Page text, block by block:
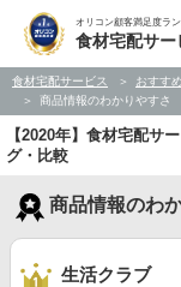
オリコン顧客満足度ラ
食材宅配サー
食材宅配サービス おすす
商品情報のわかりやすさ
【2020年】食材宅配サ
グ・比較
商品情報のわ
生活クラブ